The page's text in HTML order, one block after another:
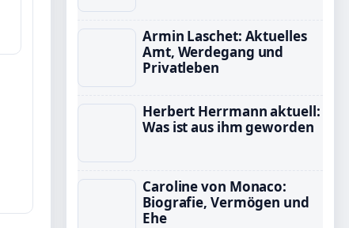
Armin Laschet: Aktuelles
Amt, Werdegang und
Privatleben
Herbert Herrmann aktuell:
Was ist aus ihm geworden
Caroline von Monaco:
Biografie, Vermögen und
Ehe